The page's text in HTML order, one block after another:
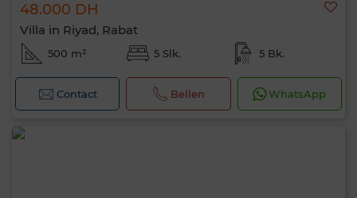
48.000 DH
Villa in Riyad, Rabat
500 m² 5 Slk. 5 Bk.
Contact Bellen WhatsApp